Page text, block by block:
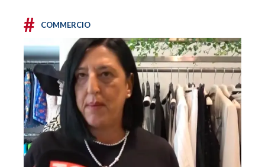
# COMMERCIO